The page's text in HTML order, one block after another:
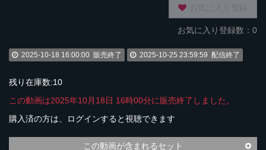
お気に入り登録数：0
2025-10-18 16:00:00 販売終了 2025-10-25 23:59:59 配信終了
残り在庫数:10
この動画は2025年10月18日 16時00分に販売終了しました。
購入済の方は、ログインすると視聴できます
この動画が含まれるセット